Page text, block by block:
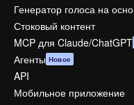
Генератор голоса на
Стоковый контент
MCP для Claude/ChatGPT
Агенты Новое
API
Мобильное приложение